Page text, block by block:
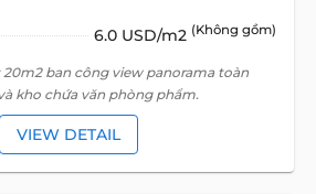
6.0 USD/m2 (Không gồm)
ban công view panorama toàn
kho chứa văn phòng phẩm.
VIEW DETAIL